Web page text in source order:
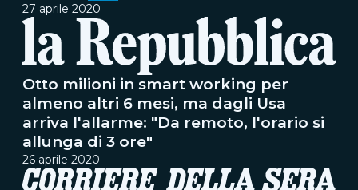
27 aprile 2020
Otto milioni in smart working per
almeno altri 6 mesi, ma dagli Usa
arriva l'allarme: "Da remoto, l'orario si
allunga di 3 ore"
26 aprile 2020